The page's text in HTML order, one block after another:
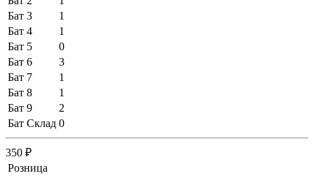
Бат 3
1
Бат 4
1
Бат 5
0
Бат 6
3
Бат 7
1
Бат 8
1
Бат 9
2
Бат Склад 0
350 ₽
Розница